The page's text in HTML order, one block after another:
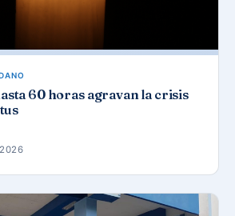
60 horas agravan la crisis